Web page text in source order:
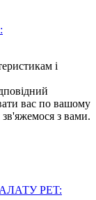
і
вас по вашому
з вами.
PET: